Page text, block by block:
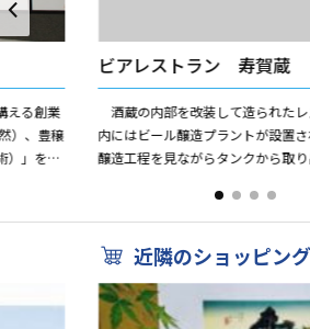
える創業
）、豊穣
）」を理
ビアレストラン 寿賀蔵
酒蔵の内部を改装して造られた
内にはビール醸造プラントが設置
醸造工程を見ながらタンクから取
なっており、大・小宴会...
近隣のショッピン